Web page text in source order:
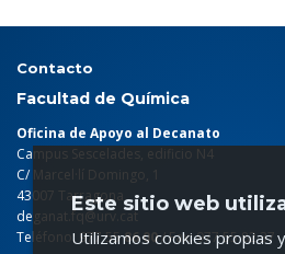
Contacto
Facultad de Química
Oficina de Apoyo al Decanato
Campus Sescelades, edificio N4
C/ Marcel·lí Domingo, 1
43007 Tarragona
deganat.fq@urv.cat
Teléfono: 977 5586 00/ Fax: 977 55 82 37
Este sitio web
Utilizamos cookies propias